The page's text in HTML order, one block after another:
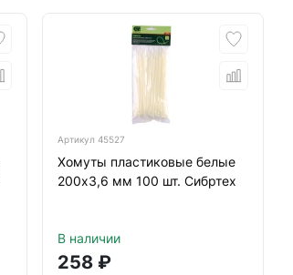
Артикул 45527
Хомуты пластиковые белые
200х3,6 мм 100 шт. Сибртех
В наличии
258₽